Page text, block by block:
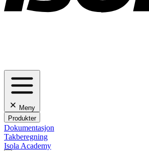
Meny
Produkter
Dokumentasjon
Takberegning
Isola Academy